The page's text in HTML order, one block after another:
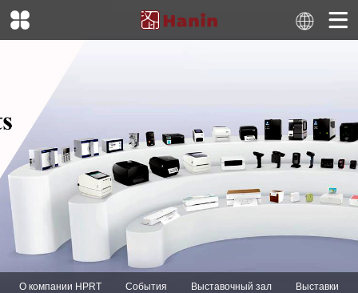
О компании HPRT События Выставочный зал
Выставки